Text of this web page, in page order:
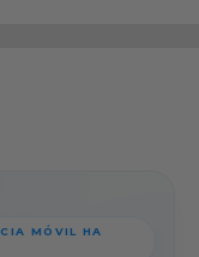
MÓVIL HA